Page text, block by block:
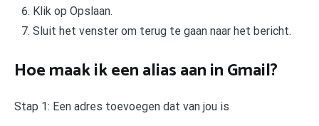
Klik op Opslaan.
Sluit het venster om terug te gaan naar het bericht.
Hoe maak ik een alias aan in Gmail?
Stap 1: Een adres toevoegen dat van jou is